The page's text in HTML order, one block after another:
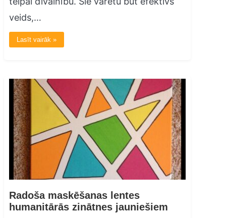
veids,…
Lasīt vairāk »
Radoša maskēšanas lentes
humanitārās zinātnes jauniešiem